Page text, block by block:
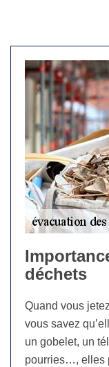
déchets
Quand vous
vous savez
un gobelet, un
pourries…, elles